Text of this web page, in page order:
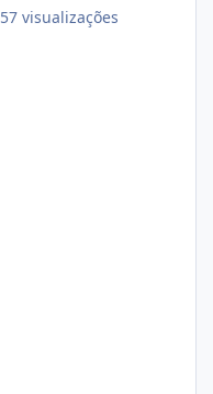
57 visualizações